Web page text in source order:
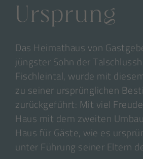
Ursprung
Das Heimathaus von
jüngster Sohn der
Fischleintal, wurde mit
zu seiner ursprünglichen
zurückgeführt: Mit viel
Haus mit dem zweiten
Haus für Gäste, wie es
unter Führung seiner Eltern